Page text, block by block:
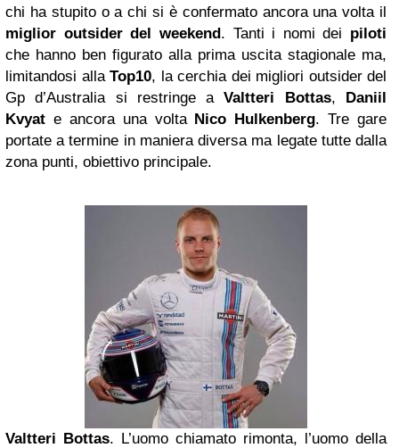
chi ha stupito o a chi si è confermato ancora una volta il
miglior outsider del weekend. Tanti i nomi dei piloti
che hanno ben figurato alla prima uscita stagionale ma,
limitandosi allaTop10, la cerchia dei migliori outsider del
Gp d’Australia si restringe aValtteri Bottas, Daniil
Kvyat e ancora una volta Nico Hulkenberg. Tre gare
portate a termine in maniera diversa ma legate tutte dalla
zona punti, obiettivo principale.
Valtteri Bottas. L’uomo chiamato rimonta, l’uomo della